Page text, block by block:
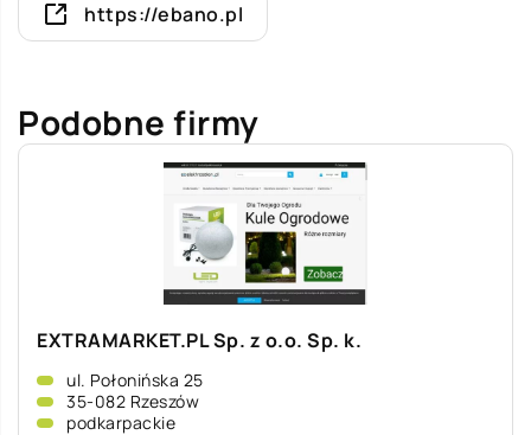
https://ebano.pl
Podobne firmy
EXTRAMARKET.PL Sp. z o.o. Sp. k.
ul. Połonińska 25
35-082 Rzeszów
podkarpackie